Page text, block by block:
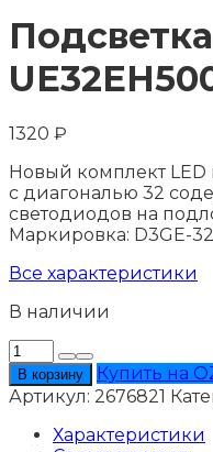
1320 ₽
Новый комплект LED
с диагональю 32
светодиодов на
Маркировка: D3GE-
Все характеристики
В наличии
Количество
товара
Подсветка
SAMSUNG
UE32EH5000W
В корзину
Купить на
Артикул: 2676821
Характеристики